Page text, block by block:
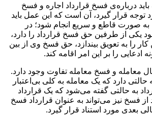
درباره‌ی فسخ قرارداد اجاره و فسخ
توجه قرار گیرد، آن است که این عمل باید
صورت قاطع و سریع انجام شود؛ در
از طرفین حق فسخ قرارداد را دارد،
کار را به تعویق بیندازد، حق فسخ وی از بین
ادعایی را بر این امر اقامه کند.
معامله و فسخ معامله تفاوت وجود دارد.
حالتی دارد که یک معامله به کلی بی‌اعتبار
به حالتی گفته می‌شود که یک قرارداد
از فسخ نیز می‌تواند به عنوان قرارداد فسخ
بعدی مورد استناد قرار گیرد.